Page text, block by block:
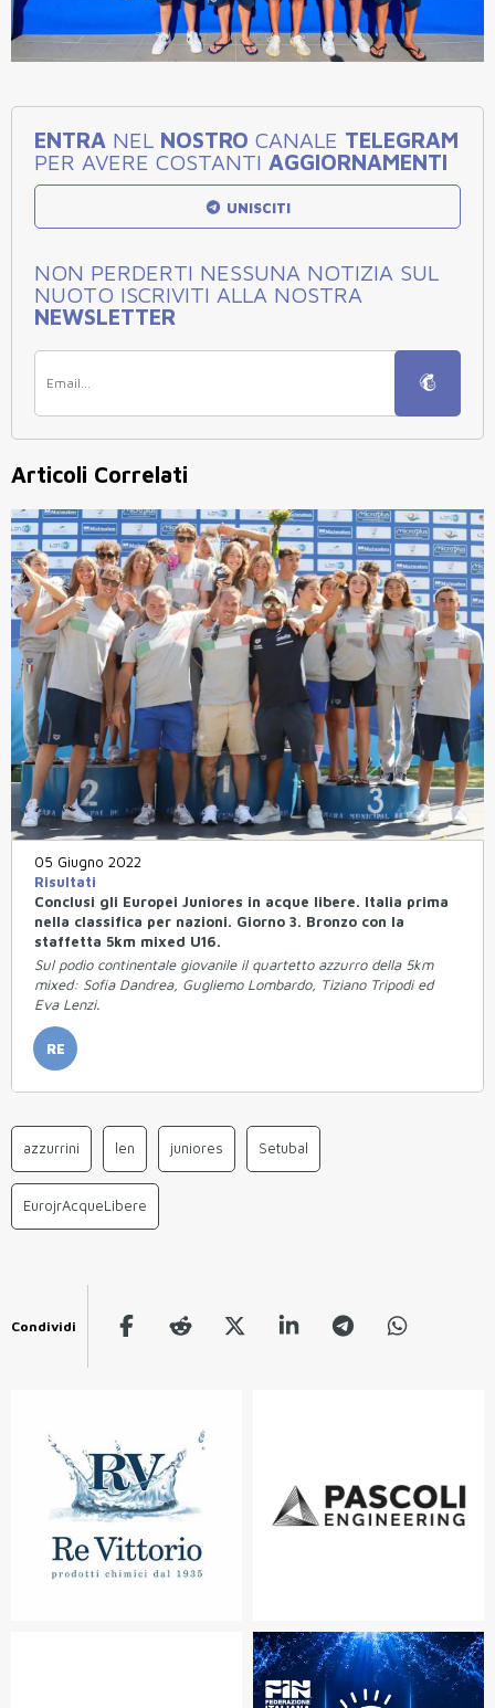
ENTRA NEL NOSTRO CANALE TELEGRAM
PER AVERE COSTANTI AGGIORNAMENTI
UNISCITI
NON PERDERTI NESSUNA NOTIZIA SUL
NUOTO ISCRIVITI ALLA NOSTRA
NEWSLETTER
Articoli Correlati
05 Giugno 2022
Risultati
Conclusi gli Europei Juniores in acque libere. Italia prima
nella classifica per nazioni. Giorno 3. Bronzo con la
staffetta 5km mixed U16.
Sul podio continentale giovanile il quartetto azzurro della 5km
mixed: Sofia Dandrea, Gugliemo Lombardo, Tiziano Tripodi ed
Eva Lenzi.
RE
azzurrini len juniores Setubal
EurojrAcqueLibere
Condividi